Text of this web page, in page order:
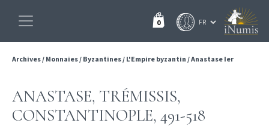
0
Archives/ Monnaies/ Byzantines/ L'Empire byzantin /Anastase Ier
ANASTASE, TRÉMISSIS,
CONSTANTINOPLE, 491-518